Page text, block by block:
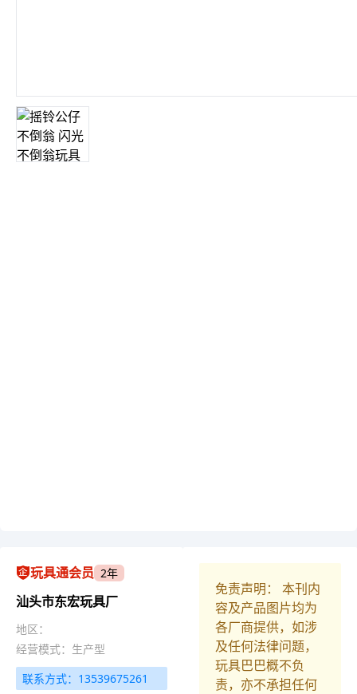
玩具通会员 2年
汕头市东宏玩具厂
地区：
经营模式：生产型
联系方式：13539675261
免责声明： 本刊内
容及产品图片均为
各厂商提供，如涉
及任何法律问题，
玩具巴巴概不负
责，亦不承担任何